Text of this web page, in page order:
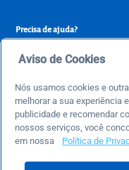
Precisa de ajuda?
Sobre o Sebrae
Aviso de Cookies
Nós usamos cookies e
melhorar a sua experiência
publicidade e recomendar
nossos serviços, você
em nossa
Política de